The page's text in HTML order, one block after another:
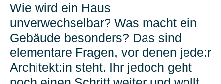
Wie wird ein Haus
unverwechselbar? Was macht ein
Gebäude besonders? Das sind
elementare Fragen, vor denen jede:r
Architekt:in steht. Ihr jedoch geht